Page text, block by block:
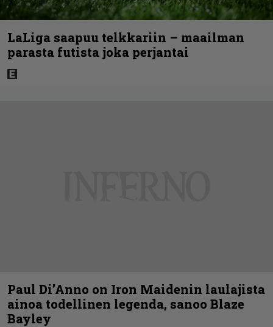
LaLiga saapuu telkkariin – maailman
parasta futista joka perjantai
Paul Di’Anno on Iron Maidenin laulajista
ainoa todellinen legenda, sanoo Blaze
Bayley